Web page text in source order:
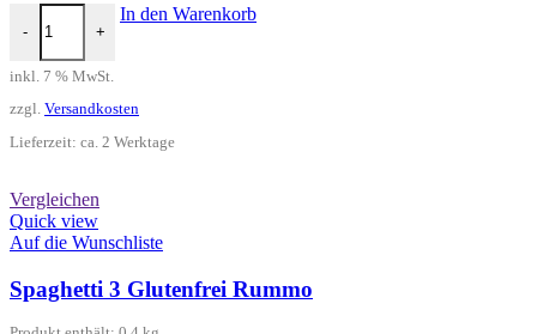
-
Semola Caputo Menge
+
In den Warenkorb
inkl. 7 % MwSt.
zzgl. Versandkosten
Lieferzeit: ca. 2 Werktage
Vergleichen
Quick view
Auf die Wunschliste
Spaghetti 3 Glutenfrei Rummo